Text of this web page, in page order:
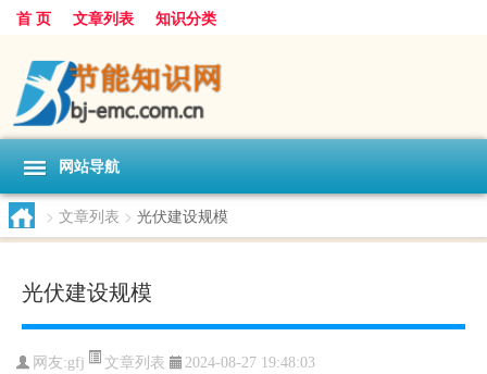
首 页 文章列表 知识分类
网站导航
> 文章列表 > 光伏建设规模
光伏建设规模
网友:gfj 文章列表 2024-08-27 19:48:03